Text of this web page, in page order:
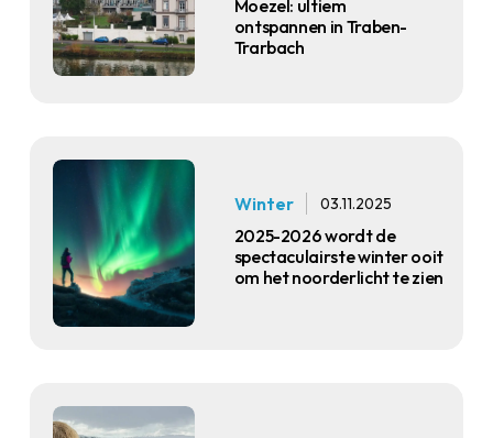
Moezel: ultiem
ontspannen in Traben-
Trarbach
Winter 03.11.2025
2025-2026 wordt de
spectaculairste winter ooit
om het noorderlicht te zien